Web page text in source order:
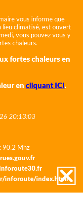
vous informe que
lieu climatisé, est ouvert
vous pouvez vous y
chaleurs.
fortes chaleurs en
en cliquant ICI.
20:13:03
90.2 Mhz
inforoute/index.html